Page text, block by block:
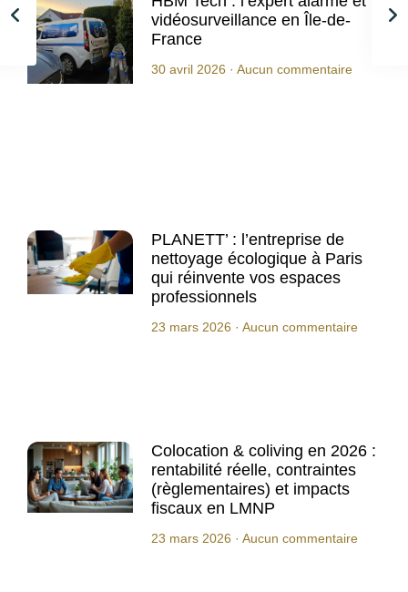
vidéosurveillance en Île-de-
France
30 avril 2026 Aucun commentaire
PLANETT’ : l’entreprise de
nettoyage écologique à Paris
qui réinvente vos espaces
professionnels
23 mars 2026 Aucun commentaire
Colocation & coliving en 2026 :
rentabilité réelle, contraintes
(règlementaires) et impacts
fiscaux en LMNP
23 mars 2026 Aucun commentaire